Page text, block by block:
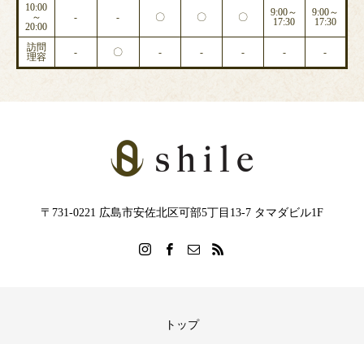
10:00
～
20:00
- - 〇 〇 〇
9:00～
17:30
9:00～
17:30
訪問
理容
- 〇 - - - - -
〒731-0221 広島市安佐北区可部5丁目13-7 タマダビル1F
トップ